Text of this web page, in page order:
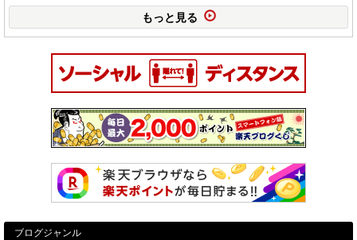
もっと見る
ブログジャンル